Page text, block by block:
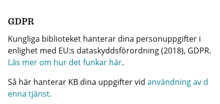
GDPR
Kungliga biblioteket hanterar dina personuppgifter i
enlighet med EU:s dataskyddsförordning (2018), GDPR.
Läs mer om hur det funkar här.
Så här hanterar KB dina uppgifter vid användning av d
enna tjänst.